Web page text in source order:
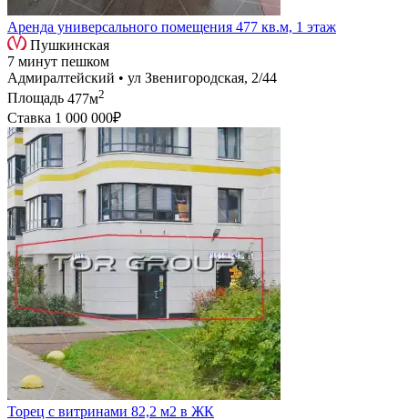
Аренда универсального помещения 477 кв.м, 1 этаж
Пушкинская
7 минут пешком
Адмиралтейский • ул Звенигородская, 2/44
Площадь 477м2
Ставка 1 000 000₽
Торец с витринами 82,2 м2 в ЖК